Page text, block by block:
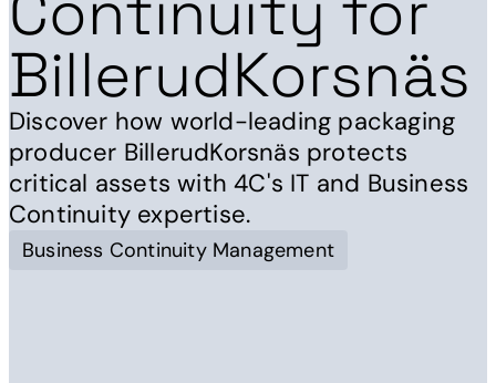
BillerudKorsnäs
Discover how world-leading packaging
producer BillerudKorsnäs protects
critical assets with 4C's IT and Business
Continuity expertise.
Business Continuity Management